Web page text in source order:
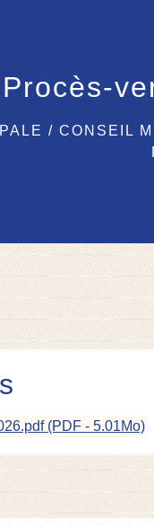
Procès-
/CONSEIL
(PDF - 5.01Mo)